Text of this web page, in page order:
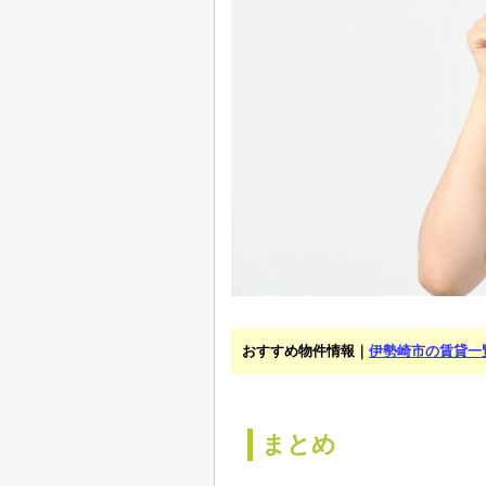
おすすめ物件情報｜ 伊勢崎市の賃貸一
まとめ